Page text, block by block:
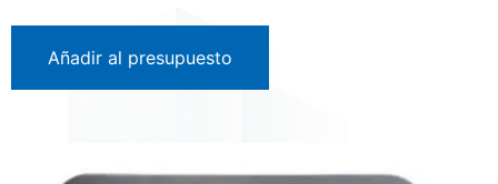
Añadir al presupuesto